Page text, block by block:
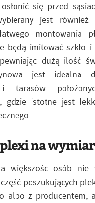
się przed
jest
montowania
będą imitować szkło
dużą ilość
jest idealna
i tarasów
gdzie istotne jest
na wymiar
większość osób
poszukujących
albo z producentem,